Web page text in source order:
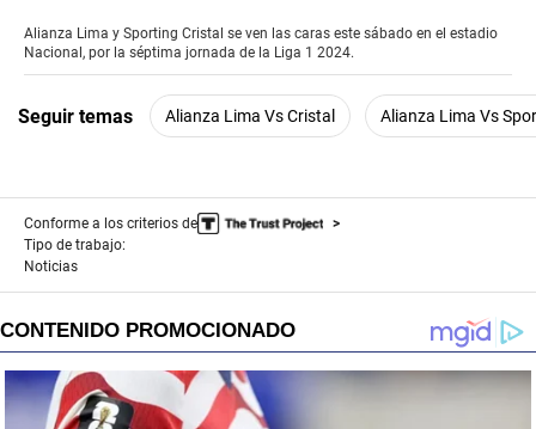
of
1
minute,
seconds
Alianza Lima y Sporting Cristal se ven las caras este sábado en el estadio
Nacional, por la séptima jornada de la Liga 1 2024.
Seguir temas Alianza Lima Vs Cristal Alianza Lima Vs
Conforme a los criterios de
Tipo de trabajo:
Noticias